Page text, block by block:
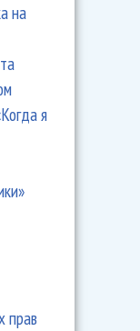
на
я
прав